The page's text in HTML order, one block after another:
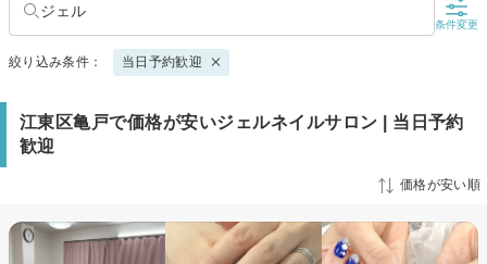
ジェル
条件変更
絞り込み条件： 当日予約歓迎
江東区亀戸で価格が安いジェルネイルサロン | 当日予約
歓迎
価格が安い順